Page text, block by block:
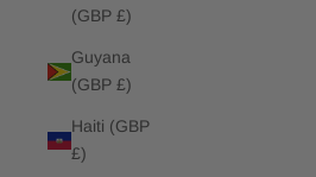
(GBP £)
Guyana
(GBP £)
Haiti (GBP
£)